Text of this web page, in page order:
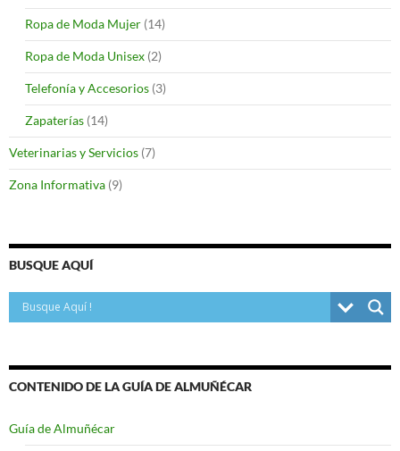
Ropa de Moda Mujer (14)
Ropa de Moda Unisex (2)
Telefonía y Accesorios (3)
Zapaterías (14)
Veterinarias y Servicios (7)
Zona Informativa (9)
BUSQUE AQUÍ
CONTENIDO DE LA GUÍA DE ALMUÑÉCAR
Guía de Almuñécar